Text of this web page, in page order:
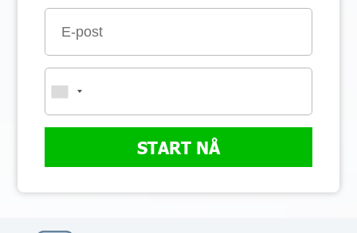
START NÅ